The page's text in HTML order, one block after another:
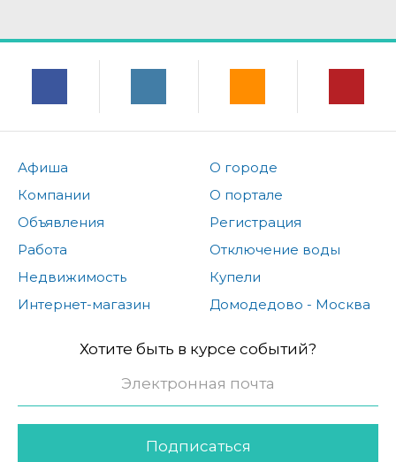
Афиша
Компании
Объявления
Работа
Недвижимость
Интернет-магазин
О городе
О портале
Регистрация
Отключение воды
Купели
Домодедово - Москва
Хотите быть в курсе событий?
Подписаться